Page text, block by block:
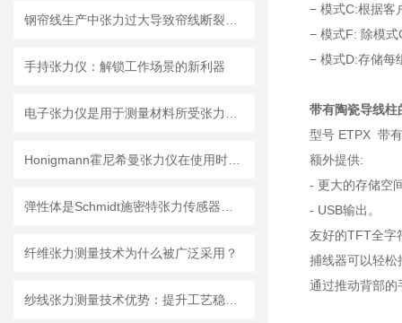
手持张力仪：解锁工作场景的新利器
纤维张力测量技术为什么被广泛采用？
− 模式C:根据客
− 模式F: 除模
− 模式D:存储每
带有陶瓷导线柱
型号 ETPX 带
额外提供:
- 更大的存储空
- USB输出。
友好的TFT全字
捕线器可以轻松
通过推动背部的